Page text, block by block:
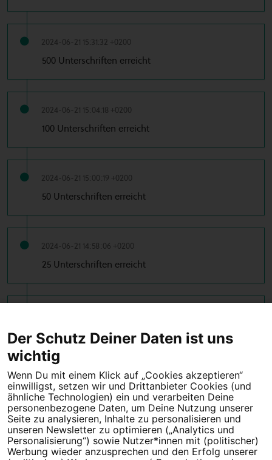
2024-06-21 15:31:32 +0200
500 Unterschriften erreicht
2024-06-21 15:04:18 +0200
100 Unterschriften erreicht
2024-06-21 15:00:19 +0200
50 Unterschriften erreicht
2024-06-21 14:58:06 +0200
25 Unterschriften erreicht
10 Unterschriften erreicht
Tipps für deine Petition
Darum WeAct
Partnerprogramm
Erfolgreiche Petitionen
FAQs
Der Schutz Deiner Daten ist uns
wichtig
Wenn Du mit einem Klick auf „Cookies akzeptieren“
einwilligst, setzen wir und Drittanbieter Cookies (und
ähnliche Technologien) ein und verarbeiten Deine
personenbezogene Daten, um Deine Nutzung unserer
Seite zu analysieren, Inhalte zu personalisieren und
unseren Newsletter zu optimieren („Analytics und
Personalisierung“) sowie Nutzer*innen mit (politischer)
Werbung wieder anzusprechen und den Erfolg unserer